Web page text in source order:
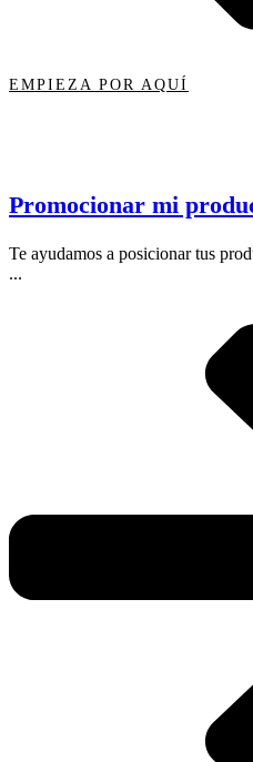
EMPIEZA POR AQUÍ
Promocionar mi
Te ayudamos a posicionar tus
...